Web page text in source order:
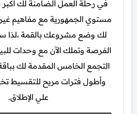
في رحلة العمل الضامنة لك
مستوي الجمهورية مع مفاهيم
لك وضع مشروعك بالقمة ،لذا
الفرصة وتملك الآن مع وحدات
التجمع الخامس المقدمة لك
وأطول فترات مريح للتقسيط
علي الإطلاق.